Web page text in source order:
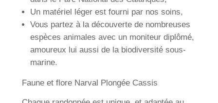
Un matériel léger est fourni par nos soins,
Vous partez à la découverte de nombreuses
espèces animales avec un moniteur diplômé,
amoureux lui aussi de la biodiversité sous-
marine.
Faune et flore Narval Plongée Cassis